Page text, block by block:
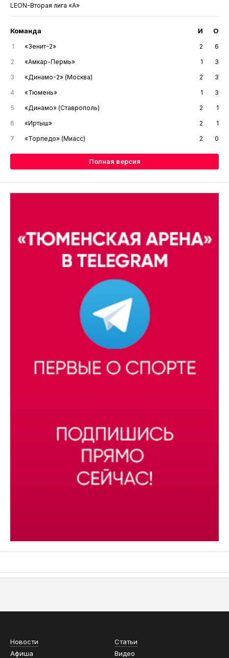
LEON-Вторая лига «А»
Команда И О
1 «Зенит-2» 2
6
2
«Амкар-Пермь» 1
3
3
«Динамо-2» (Москва) 2
3
4
«Тюмень» 1
3
5
«Динамо» (Ставрополь) 2
1
6
«Иртыш» 2
1
7
«Торпедо» (Миасс) 2 0
Полная версия
Новости
Статьи
Афиша
Видео